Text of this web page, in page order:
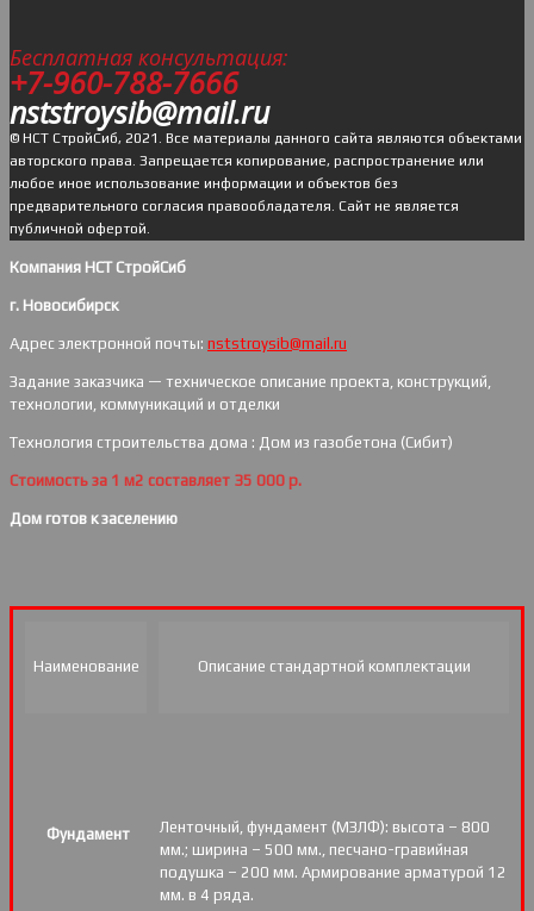
Бесплатная консультация:
+7-960-788-7666
nststroysib@mail.ru
© НСТ СтройСиб, 2021. Все материалы данного сайта являются объектами
авторского права. Запрещается копирование, распространение или
любое иное использование информации и объектов без
предварительного согласия правообладателя. Cайт не является
публичной офертой.
Компания НСТ СтройСиб
г. Новосибирск
Адрес электронной почты: nststroysib@mail.ru
Задание заказчика — техническое описание проекта, конструкций,
технологии, коммуникаций и отделки
Технология строительства дома : Дом из газобетона (Сибит)
Стоимость за 1 м2 составляет 35 000 р.
Дом готов к заселению
Наименование Описание стандартной комплектации
Фундамент
Ленточный, фундамент (МЗЛФ): высота – 800
мм.; ширина – 500 мм., песчано-гравийная
подушка – 200 мм. Армирование арматурой 12
мм. в 4 ряда.